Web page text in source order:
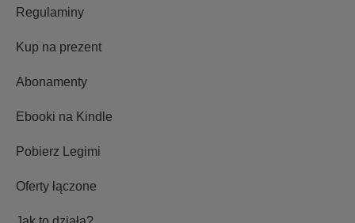
Regulaminy
Kup na prezent
Abonamenty
Ebooki na Kindle
Pobierz Legimi
Oferty łączone